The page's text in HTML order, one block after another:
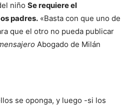
niño Se requiere el
padres. «Basta con que uno de
que el otro no pueda publicar
Abogado de Milán
se oponga, y luego -si los